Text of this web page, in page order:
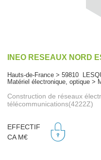
INEO RESEAUX NORD
Hauts-de-France > 59810
Matériel électronique, optique >
Construction de réseaux
télécommunications(4222Z)
EFFECTIF
CA M€